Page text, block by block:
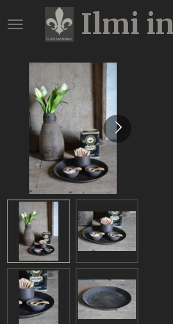
direct
hoofdinhoud
Ilmi